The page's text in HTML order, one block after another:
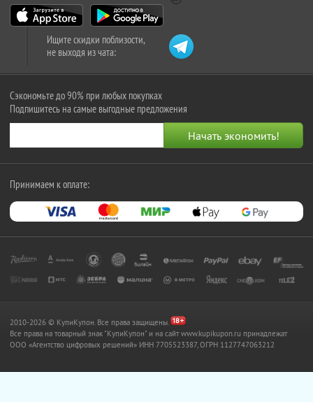
Ищите скидки поблизости,
не выходя из чата:
Сэкономьте до 90% при любых покупках
Подпишитесь на самые выгодные предложения
Принимаем к оплате:
2010-2026 © КупиКупон. Все права защищены.
Все права на товарный знак "КупиКупон" и на сайт www.kupikupon.ru принадлежат
OOO «Агентство цифровых решений» ИНН 7705523387, ОГРН 1127747063212